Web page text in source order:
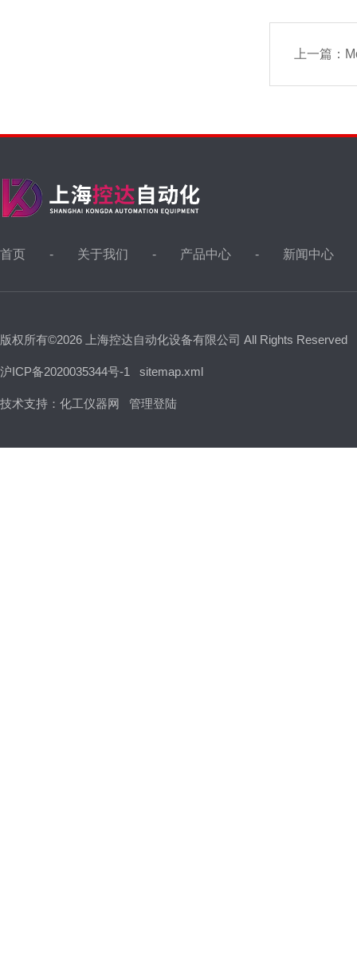
上一篇：
首页 关于我们 产品中心 新闻中心
版权所有©2026 上海控达自动化设备有限公司 All Rights Reserved
沪ICP备2020035344号-1 sitemap.xml
技术支持： 化工仪器网 管理登陆